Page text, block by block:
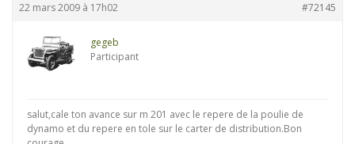
22 mars 2009 à 17h02 #72145
gegeb
Participant
salut,cale ton avance sur m 201 avec le repere de la poulie de
dynamo et du repere en tole sur le carter de distribution.Bon